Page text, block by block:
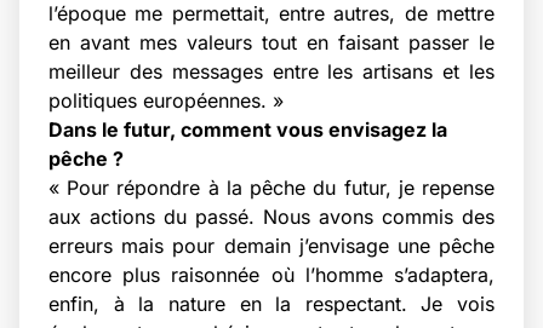
l’époque me permettait, entre autres, de mettre
en avant mes valeurs tout en faisant passer le
meilleur des messages entre les artisans et les
politiques européennes. »
Dans le futur, comment vous envisagez la
pêche ?
« Pour répondre à la pêche du futur, je repense
aux actions du passé. Nous avons commis des
erreurs mais pour demain j’envisage une pêche
encore plus raisonnée où l’homme s’adaptera,
enfin, à la nature en la respectant. Je vois